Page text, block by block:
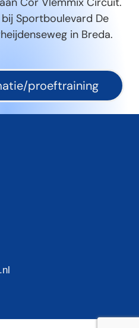
Sportboulevard De
in Breda.
proeftraining